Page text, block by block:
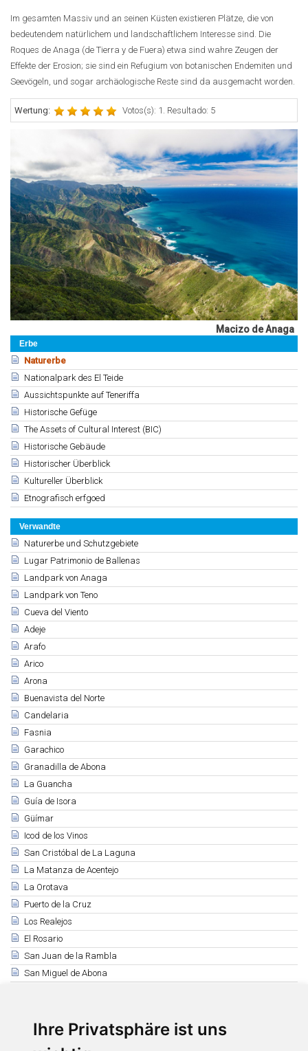
Ihre Privatsphäre ist uns
Erbe
Naturerbe
Nationalpark des El Teide
Aussichtspunkte auf Teneriffa
Historische Gefüge
The Assets of Cultural Interest (BIC)
Historische Gebäude
Historischer Überblick
Kultureller Überblick
Etnografisch erfgoed
Verwandte
Naturerbe und Schutzgebiete
Lugar Patrimonio de Ballenas
Landpark von Anaga
Landpark von Teno
Cueva del Viento
Adeje
Arafo
Arico
Arona
Buenavista del Norte
Candelaria
Fasnia
Garachico
Granadilla de Abona
La Guancha
Guía de Isora
Güímar
Icod de los Vinos
San Cristóbal de La Laguna
La Matanza de Acentejo
La Orotava
Puerto de la Cruz
Los Realejos
El Rosario
San Juan de la Rambla
San Miguel de Abona
Santiago del Teide
Im gesamten Massiv und an seinen Küsten existieren Plätze, die von
bedeutendem natürlichem und landschaftlichem Interesse sind. Die
Roques de Anaga (de Tierra y de Fuera) etwa sind wahre Zeugen der
Effekte der Erosion; sie sind ein Refugium von botanischen Endemiten und
Seevögeln, und sogar archäologische Reste sind da ausgemacht worden.
Wertung: Votos(s): 1. Resultado: 5
Macizo de Anaga